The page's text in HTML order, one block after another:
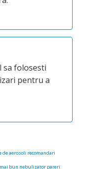
sa folosesti
pentru a
de aerosoli recomandari
bun nebulizator pareri